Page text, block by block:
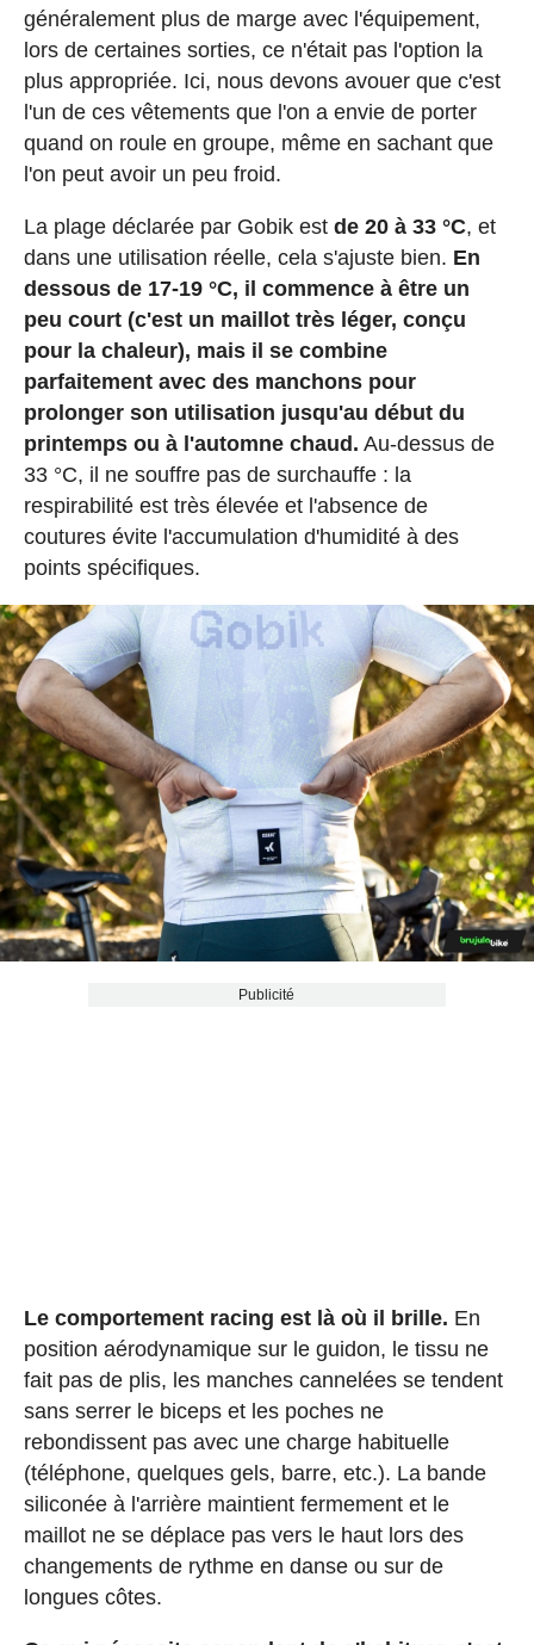
généralement plus de marge avec l'équipement,
lors de certaines sorties, ce n'était pas l'option la
plus appropriée. Ici, nous devons avouer que c'est
l'un de ces vêtements que l'on a envie de porter
quand on roule en groupe, même en sachant que
l'on peut avoir un peu froid.
La plage déclarée par Gobik est de 20 à 33 °C, et
dans une utilisation réelle, cela s'ajuste bien. En
dessous de 17-19 °C, il commence à être un
peu court (c'est un maillot très léger, conçu
pour la chaleur), mais il se combine
parfaitement avec des manchons pour
prolonger son utilisation jusqu'au début du
printemps ou à l'automne chaud. Au-dessus de
33 °C, il ne souffre pas de surchauffe : la
respirabilité est très élevée et l'absence de
coutures évite l'accumulation d'humidité à des
points spécifiques.
Publicité
Le comportement racing est là où il brille. En
position aérodynamique sur le guidon, le tissu ne
fait pas de plis, les manches cannelées se tendent
sans serrer le biceps et les poches ne
rebondissent pas avec une charge habituelle
(téléphone, quelques gels, barre, etc.). La bande
siliconée à l'arrière maintient fermement et le
maillot ne se déplace pas vers le haut lors des
changements de rythme en danse ou sur de
longues côtes.